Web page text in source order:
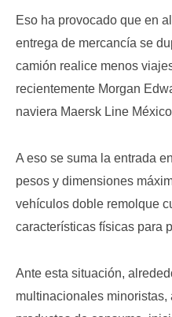
Eso ha provocado que en
entrega de mercancía se
camión realice menos
recientemente Morgan
naviera Maersk Line
A eso se suma la entrada
pesos y dimensiones
vehículos doble remolque
características físicas para
Ante esta situación,
multinacionales